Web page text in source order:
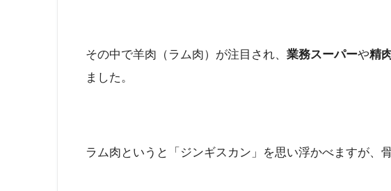
その中で羊肉（ラム肉）が注目され、 業務スーパーや精
ました。
ラム肉というと「ジンギスカン」を思い浮かべますが、